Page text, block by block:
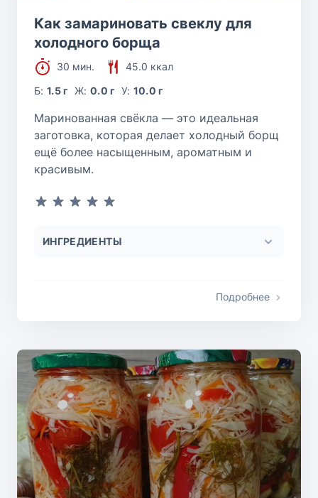
Как замариновать свеклу для
холодного борща
30 мин.
45.0 ккал
Б:1.5 г Ж: 0.0 г У: 10.0 г
Маринованная свёкла — это идеальная
заготовка, которая делает холодный борщ
ещё более насыщенным, ароматным и
красивым.
ИНГРЕДИЕНТЫ
Подробнее